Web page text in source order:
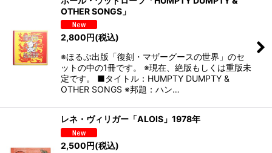
OTHER SONGS」
2,800円(税込)
※ほるぷ出版「復刻・マザーグースの世界」のセ
ットの中の1冊です。 ※現在、絶版もしくは重版未
定です。 ■タイトル：HUMPTY DUMPTY &
OTHER SONGS ※邦題：ハン…
レネ・ヴィリガー「ALOIS」1978年
2,500円(税込)